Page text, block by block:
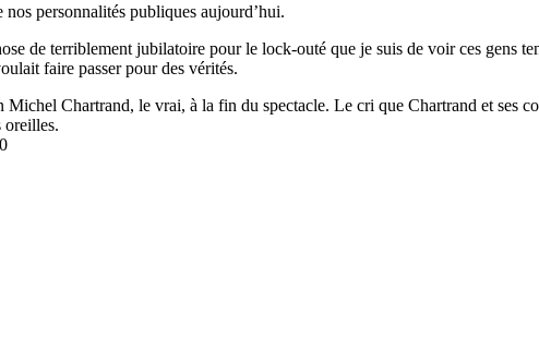
personnalités publiques aujourd’hui.
de terriblement jubilatoire pour le lock-outé que je suis de voir ces gens
faire passer pour des vérités.
Michel Chartrand, le vrai, à la fin du spectacle. Le cri que Chartrand et ses
oreilles.